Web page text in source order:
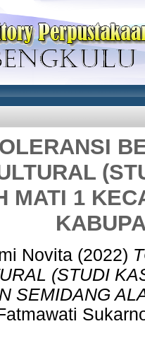
MATI 1
Novita (2022)
(STUDI
SEMIDANG